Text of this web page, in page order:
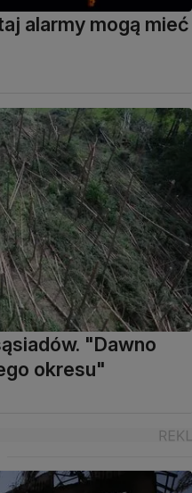
alarmy mogą mieć
"Dawno
okresu"